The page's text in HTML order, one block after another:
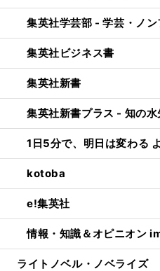
集英社学芸部 - 学芸・ノ
集英社ビジネス書
集英社新書
集英社新書プラス - 知の水
1日5分で、明日は変わる
kotoba
e!集英社
情報・知識＆オピニオン
ライトノベル・ノベライズ